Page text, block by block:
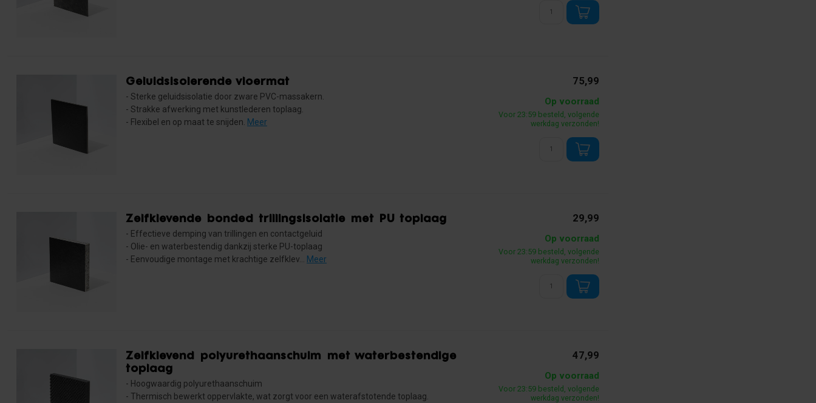
Geluidsisolerende vloermat
- Sterke geluidsisolatie door zware PVC-massakern.
- Strakke afwerking met kunstlederen toplaag.
- Flexibel en op maat te snijden. Meer
75,99
Op voorraad
Voor 23:59 besteld, volgende
werkdag verzonden!
Zelfklevende bonded trillingsisolatie met PU toplaag
- Effectieve demping van trillingen en contactgeluid
- Olie- en waterbestendig dankzij sterke PU-toplaag
- Eenvoudige montage met krachtige zelfklev...
Meer
29,99
Op voorraad
Voor 23:59 besteld, volgende
werkdag verzonden!
Zelfklevend polyurethaanschuim met waterbestendige
toplaag
- Hoogwaardig polyurethaanschuim
- Thermisch bewerkt oppervlakte, wat zorgt voor een waterafstotende toplaag.
47,99
Op voorraad
Voor 23:59 besteld, volgende
werkdag verzonden!